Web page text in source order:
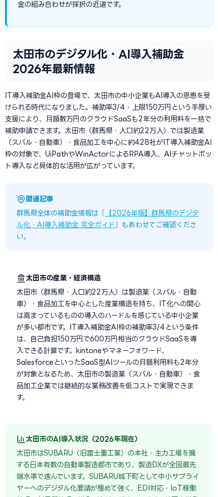
金の組み合わせが採択の近道です。
太田市のデジタル化・AI導入補助金
2026年最新情報
IT導入補助金AI枠の登場で、太田市の中小企業もAI導入の恩恵を受
けられる時代になりました。補助率3/4・上限150万円という手厚い
支援により、月額数万円のクラウドSaaSも2年分の利用料を一括で
補助申請できます。太田市（群馬県・人口約22万人）では製造業
（スバル・自動車）・食品加工を中心に約428社がIT導入補助金AI
枠の対象で、UiPathやWinActorによるRPA導入、AIチャットボッ
ト導入など具体的な活用が広がっています。
関連記事
群馬県全体の補助金情報は「
【2026年版】群馬県のデジタ
ル化・AI導入補助金 完全ガイド 」もあわせてご確認くださ
い。
太田市の産業・経済構造
太田市（群馬県・人口約22万人）は製造業（スバル・自動
車）・食品加工を中心とした産業構造を持ち、IT化への関心
は高まっているものの導入のハードルを感じている中小企業
が多い都市です。IT導入補助金AI枠の補助率3/4という条件
は、自己負担150万円で600万円相当のクラウドSaaSを導
入できる計算です。kintoneやマネーフォワード、
SalesforceといったSaaS型AIツールの月額利用料も2年分
が対象となるため、太田市の製造業（スバル・自動車）・食
品加工企業では継続的な業務改善を低コストで実現できま
す。
太田市のAI導入状況（2026年現在）
太田市はSUBARU（旧富士重工業）の本社・主力工場を擁
する日本有数の自動車製造都市であり、製造DXが全国最先
端水準で進んでいます。SUBARU城下町として中小サプライ
ヤーへのデジタル化要請が極めて強く、EDI対応・IoT稼働